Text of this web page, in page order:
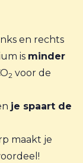
en rechts
is minder
2 voor de
je spaart de
maakt je